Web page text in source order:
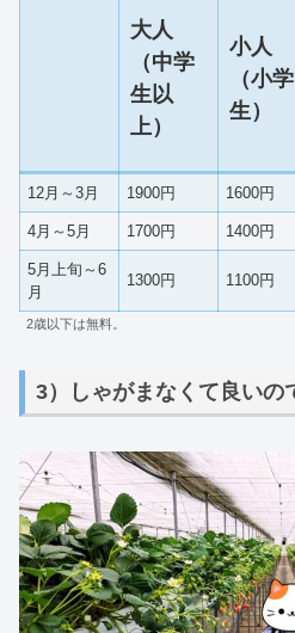
大人
（中学
生以
上）
小人
（小学
生）
12月～3月 1900円 1600円
4月～5月 1700円 1400円
5月上旬～6
月
1300円 1100円
2歳以下は無料。
3）しゃがまなくて良いの